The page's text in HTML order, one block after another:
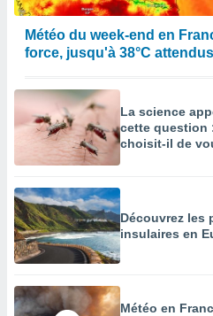
Météo du week-end en
force, jusqu'à 38°C attendus
La science
cette question
choisit-il de
Découvrez les
insulaires en
Météo en